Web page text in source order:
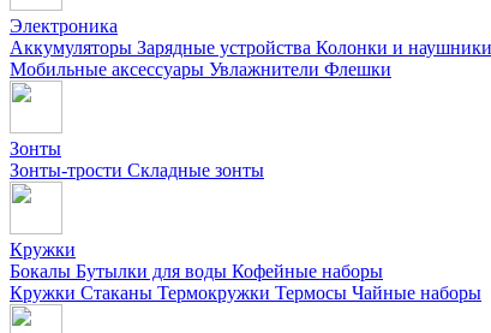
Электроника
Аккумуляторы Зарядные устройства Колонки и наушники
Мобильные аксессуары Увлажнители Флешки
Зонты
Зонты-трости Складные зонты
Кружки
Бокалы Бутылки для воды Кофейные наборы
Кружки Стаканы Термокружки Термосы Чайные наборы